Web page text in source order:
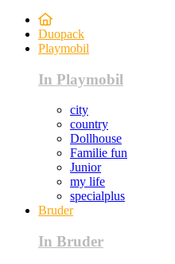
Duopack
Playmobil
In Playmobil
city
country
Dollhouse
Familie fun
Junior
my life
specialplus
Bruder
In Bruder